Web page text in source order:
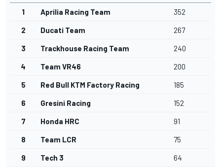
1 Aprilia Racing Team 352
2 Ducati Team 267
3 Trackhouse Racing Team 240
4 Team VR46 200
5 Red Bull KTM Factory Racing 185
6 Gresini Racing 152
7 Honda HRC 91
8 Team LCR 75
9 Tech 3 64